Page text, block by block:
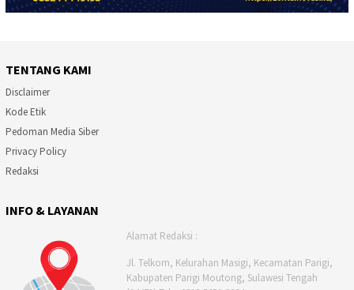
TENTANG KAMI
Disclaimer
Kode Etik
Pedoman Media Siber
Privacy Policy
Redaksi
INFO & LAYANAN
Alamat Redaksi :
Jl. Telkom, Kelurahan Masigi, Kecamatan Parigi,
Kabupaten Parigi Moutong, Sulawesi Tengah